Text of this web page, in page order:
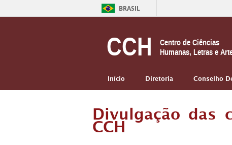
BRASIL
CCH
Centro de Ciências
Humanas, Letras e
Início Diretoria Conselho
Divulgação das
CCH